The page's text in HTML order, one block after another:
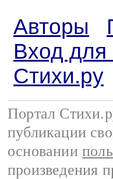
Авторы
Вход для
Стихи.ру
Портал
публикации
основании
произведения